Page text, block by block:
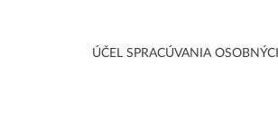
ÚČEL SPRACÚVANIA